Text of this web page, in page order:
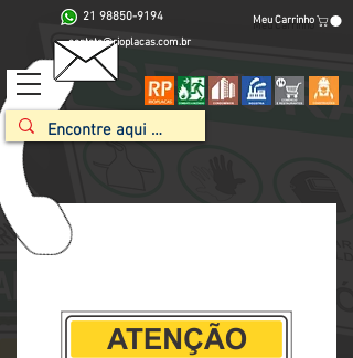
21 98850-9194
contato@rioplacas.com.br
Meu Carrinho